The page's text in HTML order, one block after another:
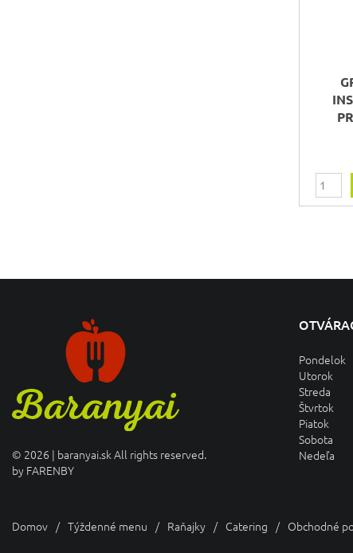
© 2026 | baranyai.sk All rights reserved.
by FARENBY
Pondelok
Utorok
Streda
Štvrtok
Piatok
Sobota
Nedeľa
Domov Týždenné menu Raňajky Catering Obchodné